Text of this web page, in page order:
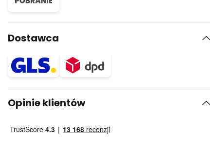
Dostawca
Opinie klientów